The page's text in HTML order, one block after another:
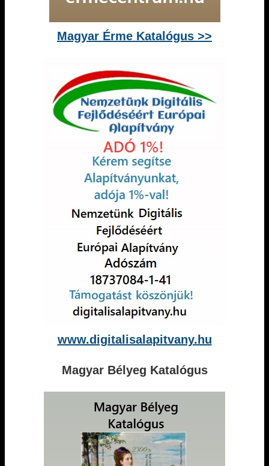
Magyar Érme Katalógus >>
www.digitalisalapitvany.hu
Magyar Bélyeg Katalógus